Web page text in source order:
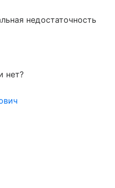
недостаточность
нет?